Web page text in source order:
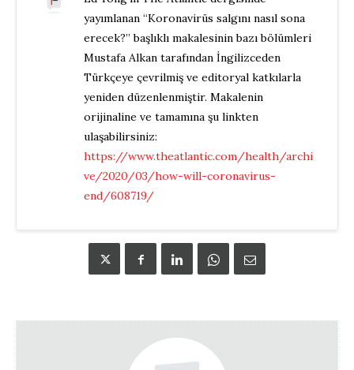
yayımlanan “Koronavirüs salgını nasıl sona
erecek?” başlıklı makalesinin bazı bölümleri
Mustafa Alkan tarafından İngilizceden
Türkçeye çevrilmiş ve editoryal katkılarla
yeniden düzenlenmiştir. Makalenin
orijinaline ve tamamına şu linkten
ulaşabilirsiniz:
https://www.theatlantic.com/health/archi
ve/2020/03/how-will-coronavirus-
end/608719/